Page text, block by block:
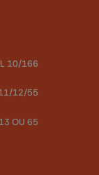
10/166
12/55
OU 65